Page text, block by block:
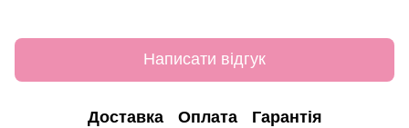
Написати відгук
Доставка Оплата Гарантія